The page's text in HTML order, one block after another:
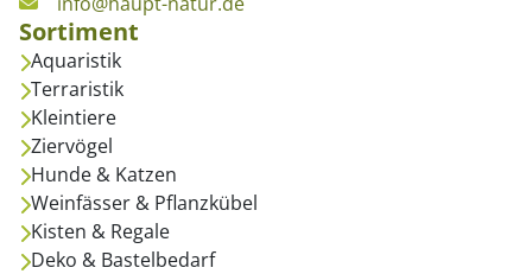
Sortiment
Aquaristik
Terraristik
Kleintiere
Ziervögel
Hunde & Katzen
Weinfässer & Pflanzkübel
Kisten & Regale
Deko & Bastelbedarf